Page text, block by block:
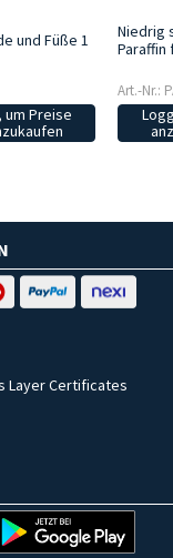
und Füße 1
um Preise
Niedrig
Paraffin
Art.-Nr.:
Layer Certificates